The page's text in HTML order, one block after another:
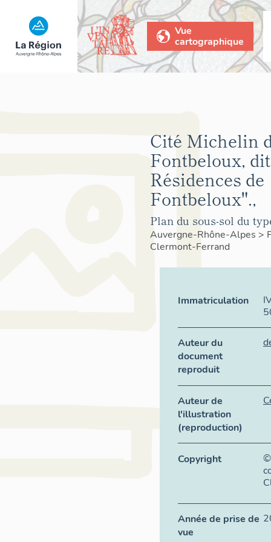
Vue
cartographique
Cité Michelin
Fontbeloux,
Résidences de
Fontbeloux".,
Plan du sous-sol du
Auvergne-Rhône-Alpes >
Clermont-Ferrand
Immatriculation
Auteur du
document
reproduit
Auteur de
l'illustration
(reproduction)
Copyright
Année de prise de
vue